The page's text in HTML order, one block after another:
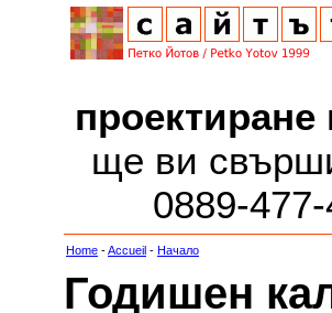
ще ви
0889-
Home -Accueil - Начало
Годишен